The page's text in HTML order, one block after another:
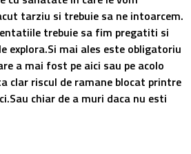
tarziu si trebuie sa ne intoarcem.
trebuie sa fim pregatiti si
explora.Si mai ales este obligatoriu
a mai fost pe aici sau pe acolo
clar riscul de ramane blocat printre
chiar de a muri daca nu esti